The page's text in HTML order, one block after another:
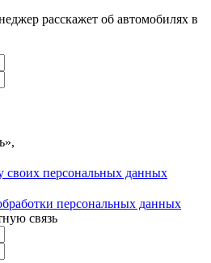
расскажет об автомобилях в
своих персональных данных
персональных данных
связь